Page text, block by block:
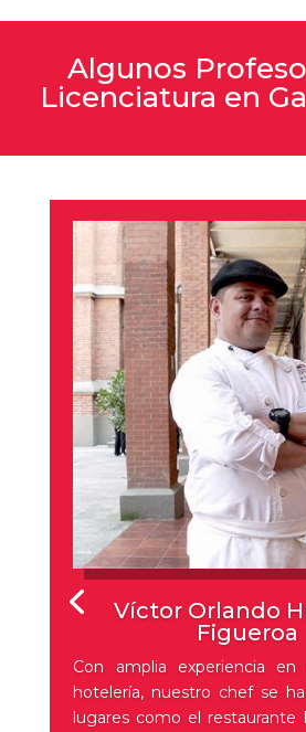
Algunos
Licenciatura en
Víctor Orlando
Figueroa
Con amplia experiencia en
hotelería, nuestro chef se
lugares como el restaurante